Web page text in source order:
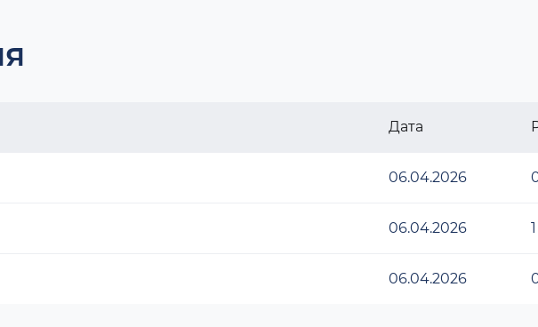
Дата
06.04.2026
06.04.2026
06.04.2026